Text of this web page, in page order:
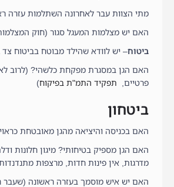
מתי הצוות עבר לאחרונה השתלמות עזרה
האם יש מצלמות המעגל סגור (חוק
ביטוח– יש לוודא שהילד מבוטח בביטוח צד
האם הגן במסגרת מפקחת כלשהי? (לרוב לא
פרטיים,
תפקיד התמ"ת בפיקוח)
ביטחון
האם בכניסה והיציאה מהגן מאובטחת
האם הגן מספיק בטיחותי? מיגון חלונות
מדרגות, אין פינות חדות, מרצפות מתנדנדות
האם יש איש מוסמך בעזרה ראשונה (שעבר